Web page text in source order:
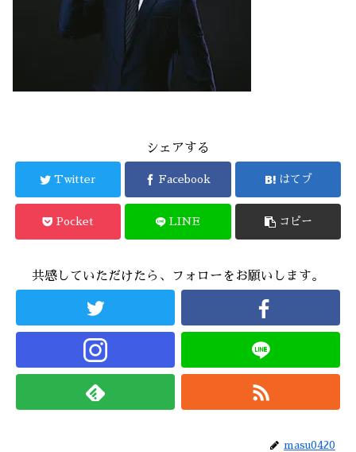
シェアする
Twitter Facebook はてブ
Pocket LINE コピー
共感していただけたら、フォローをお願いします。
masu0420